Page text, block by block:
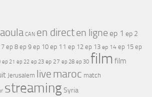
CAN en directen ligne ep 1 ep 2
ep 8 ep 9 ep 10 ep 11 ep 12 ep 13 ep 14 ep 15 ep
ep 21 ep 22 ep 23 ep 27 ep 28 ep 30 film film
Jerusalem live maroc match
streamingSyria